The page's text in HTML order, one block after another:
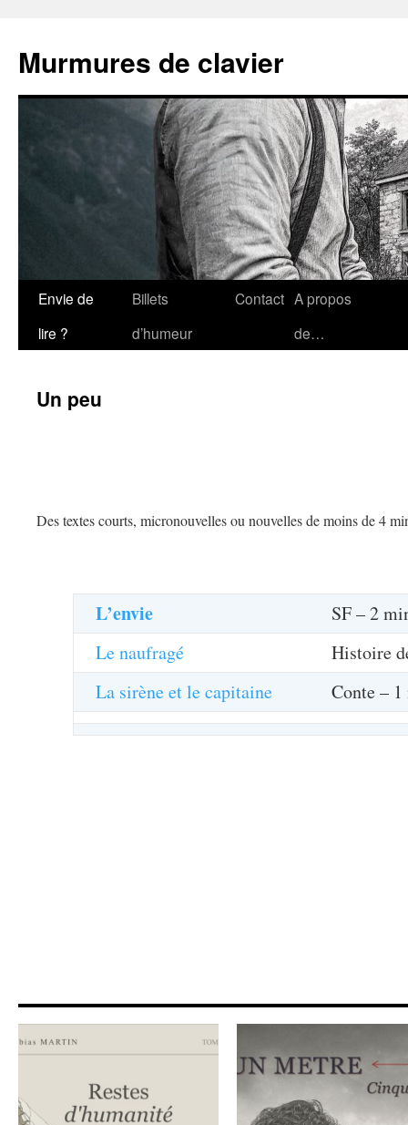
contenu
Murmures de clavier
Envie de
lire ?
Billets
d’humeur
Contact A propos
de…
Un peu
Des textes courts, micronouvelles ou nouvelles de moins de 4
L’envie
SF – 2
Le naufragé
Histoire
La sirène et le capitaine
Conte –